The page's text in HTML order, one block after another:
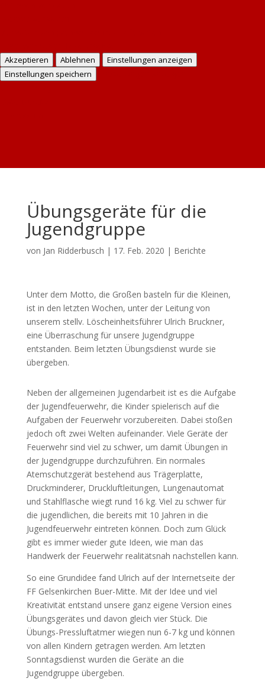
Akzeptieren Ablehnen
Einstellungen anzeigen
Einstellungen speichern
Übungsgeräte für die
Jugendgruppe
von Jan Ridderbusch | 17. Feb. 2020 | Berichte
Unter dem Motto, die Großen basteln für die Kleinen,
ist in den letzten Wochen, unter der Leitung von
unserem stellv. Löscheinheitsführer Ulrich Bruckner,
eine Überraschung für unsere Jugendgruppe
entstanden. Beim letzten Übungsdienst wurde sie
übergeben.
Neben der allgemeinen Jugendarbeit ist es die Aufgabe
der Jugendfeuerwehr, die Kinder spielerisch auf die
Aufgaben der Feuerwehr vorzubereiten. Dabei stoßen
jedoch oft zwei Welten aufeinander. Viele Geräte der
Feuerwehr sind viel zu schwer, um damit Übungen in
der Jugendgruppe durchzuführen. Ein normales
Atemschutzgerät bestehend aus Trägerplatte,
Druckminderer, Druckluftleitungen, Lungenautomat
und Stahlflasche wiegt rund 16 kg. Viel zu schwer für
die jugendlichen, die bereits mit 10 Jahren in die
Jugendfeuerwehr eintreten können. Doch zum Glück
gibt es immer wieder gute Ideen, wie man das
Handwerk der Feuerwehr realitätsnah nachstellen kann.
So eine Grundidee fand Ulrich auf der Internetseite der
FF Gelsenkirchen Buer-Mitte. Mit der Idee und viel
Kreativität entstand unsere ganz eigene Version eines
Übungsgerätes und davon gleich vier Stück. Die
Übungs-Pressluftatmer wiegen nun 6-7 kg und können
von allen Kindern getragen werden. Am letzten
Sonntagsdienst wurden die Geräte an die
Jugendgruppe übergeben.